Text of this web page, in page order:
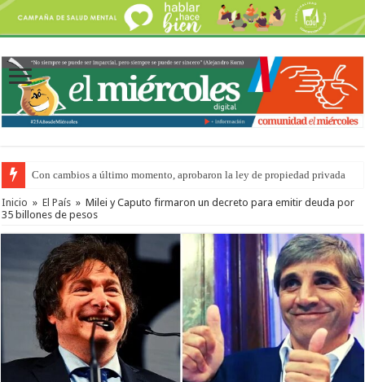
Con cambios a último momento, aprobaron la ley de propiedad privada
Inicio » El País » Milei y Caputo firmaron un decreto para emitir deuda por
35 billones de pesos